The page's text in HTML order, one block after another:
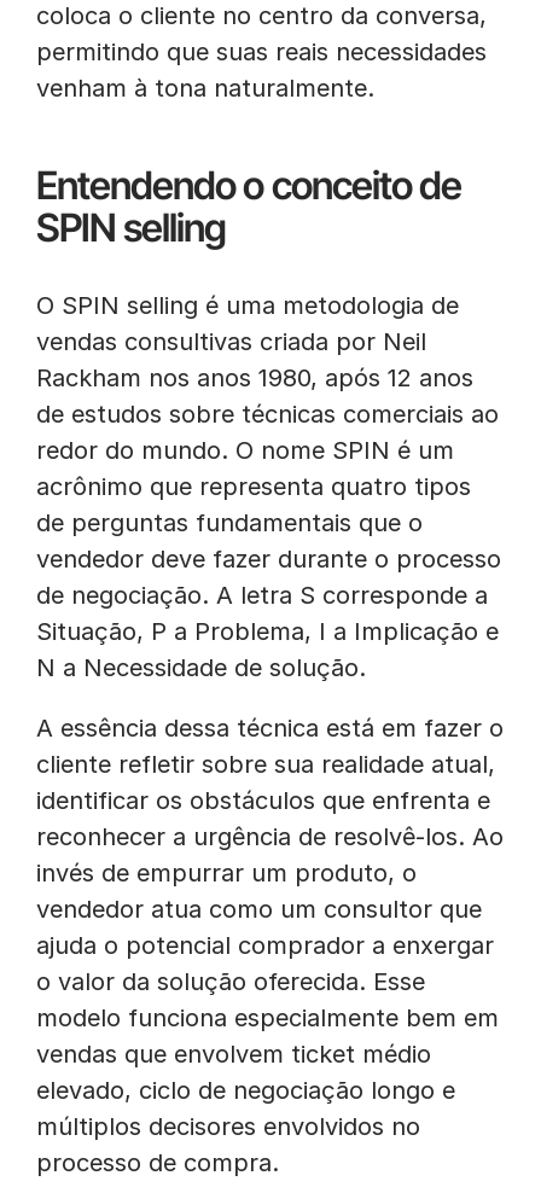
coloca o cliente no centro da conversa,
permitindo que suas reais necessidades
venham à tona naturalmente.
Entendendo o conceito de
SPIN selling
O SPIN selling é uma metodologia de
vendas consultivas criada por Neil
Rackham nos anos 1980, após 12 anos
de estudos sobre técnicas comerciais ao
redor do mundo. O nome SPIN é um
acrônimo que representa quatro tipos
de perguntas fundamentais que o
vendedor deve fazer durante o processo
de negociação. A letra S corresponde a
Situação, P a Problema, I a Implicação e
N a Necessidade de solução.
A essência dessa técnica está em fazer o
cliente refletir sobre sua realidade atual,
identificar os obstáculos que enfrenta e
reconhecer a urgência de resolvê-los. Ao
invés de empurrar um produto, o
vendedor atua como um consultor que
ajuda o potencial comprador a enxergar
o valor da solução oferecida. Esse
modelo funciona especialmente bem em
vendas que envolvem ticket médio
elevado, ciclo de negociação longo e
múltiplos decisores envolvidos no
processo de compra.